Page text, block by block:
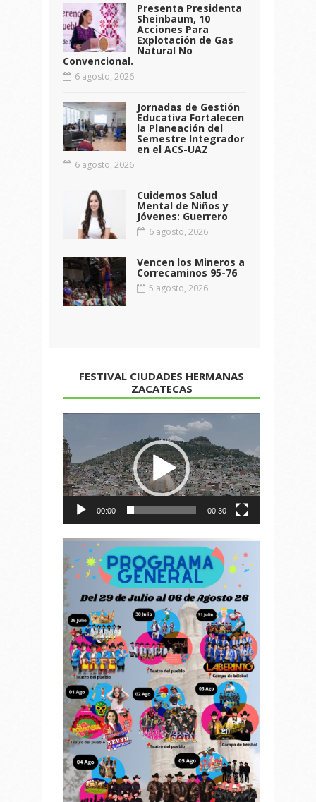
Presenta Presidenta
Sheinbaum, 10
Acciones Para
Explotación de Gas
Natural No
Convencional.
6 agosto, 2026
Jornadas de Gestión
Educativa Fortalecen
la Planeación del
Semestre Integrador
en el ACS-UAZ
6 agosto, 2026
Cuidemos Salud
Mental de Niños y
Jóvenes: Guerrero
6 agosto, 2026
Vencen los Mineros a
Correcaminos 95-76
5 agosto, 2026
FESTIVAL CIUDADES HERMANAS
ZACATECAS
de
vídeo
00:00 00:30